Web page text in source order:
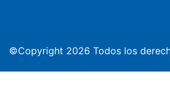
©Copyright 2026 Todos los